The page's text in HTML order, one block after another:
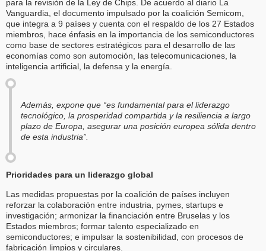
para la revisión de la Ley de Chips. De acuerdo al diario La
Vanguardia, el documento impulsado por la coalición Semicom,
que integra a 9 países y cuenta con el respaldo de los 27 Estados
miembros, hace énfasis en la importancia de los semiconductores
como base de sectores estratégicos para el desarrollo de las
economías como son automoción, las telecomunicaciones, la
inteligencia artificial, la defensa y la energía.
Además, expone que “es fundamental para el liderazgo
tecnológico, la prosperidad compartida y la resiliencia a largo
plazo de Europa, asegurar una posición europea sólida dentro
de esta industria”.
Prioridades para un liderazgo global
Las medidas propuestas por la coalición de países incluyen
reforzar la colaboración entre industria, pymes, startups e
investigación; armonizar la financiación entre Bruselas y los
Estados miembros; formar talento especializado en
semiconductores; e impulsar la sostenibilidad, con procesos de
fabricación limpios y circulares.